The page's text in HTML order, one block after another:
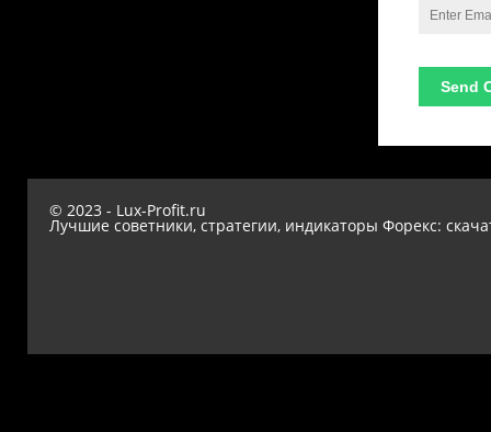
© 2023 - Lux-Profit.ru
Лучшие советники, стратегии, индикаторы Форекс: